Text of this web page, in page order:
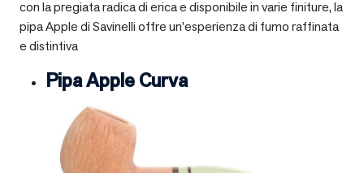
con la pregiata radica di erica e disponibile in varie finiture, la
pipa Apple di Savinelli offre un’esperienza di fumo raffinata
e distintiva
Pipa Apple Curva